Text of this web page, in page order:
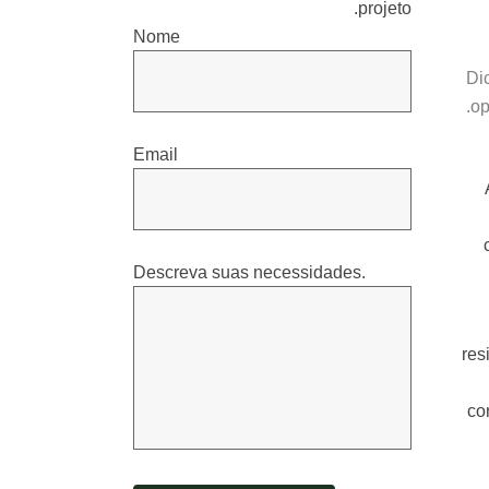
projeto.
Nome
Email
Descreva suas necessidades.